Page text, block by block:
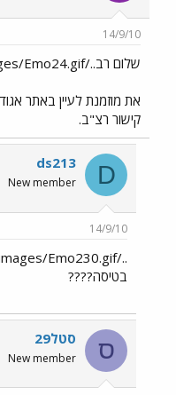
14/9/10
שלום רב../images/Emo24.gif
את מוזמנת לעיין באתר
קישור רצ"ב.
D
ds213
New member
14/9/10
בטיסה????
ס סטל29
New member